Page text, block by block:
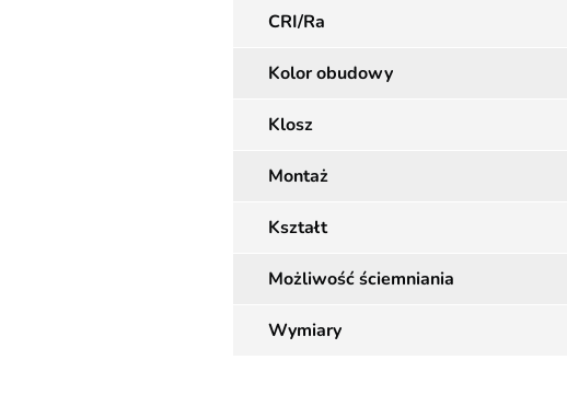
CRI/Ra
Kolor obudowy
Klosz
Montaż
Kształt
Możliwość ściemniania
Wymiary